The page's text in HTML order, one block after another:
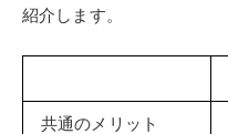
紹介します。
共通のメリット